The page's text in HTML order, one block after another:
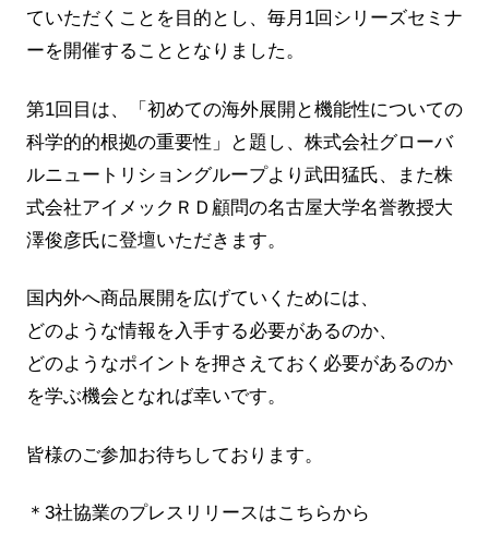
ていただくことを目的とし、毎月1回シリーズセミナ
ーを開催することとなりました。
第1回目は、「初めての海外展開と機能性についての
科学的的根拠の重要性」と題し、株式会社グローバ
ルニュートリショングループより武田猛氏、また株
式会社アイメックＲＤ顧問の名古屋大学名誉教授大
澤俊彦氏に登壇いただきます。
国内外へ商品展開を広げていくためには、
どのような情報を入手する必要があるのか、
どのようなポイントを押さえておく必要があるのか
を学ぶ機会となれば幸いです。
皆様のご参加お待ちしております。
＊3社協業のプレスリリースはこちらから